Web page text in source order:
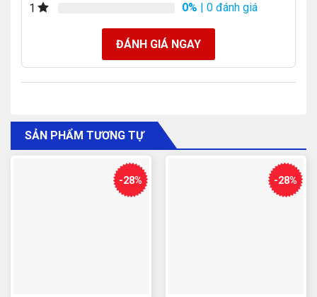
1
0% | 0 đánh giá
ĐÁNH GIÁ NGAY
SẢN PHẨM TƯƠNG TỰ
-28% -28%